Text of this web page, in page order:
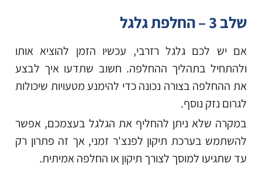
שלב 3 – החלפת גלגל
אם יש לכם גלגל רזרבי, עכשיו הזמן להוציא אותו
ולהתחיל בתהליך ההחלפה. חשוב שתדעו איך לבצע
את ההחלפה בצורה נכונה כדי להימנע מטעויות שיכולות
לגרום נזק נוסף.
במקרה שלא ניתן להחליף את הגלגל בעצמכם, אפשר
להשתמש בערכת תיקון לפנצ'ר זמני, אך זה פתרון רק
עד שתגיעו למוסך לצורך תיקון או החלפה אמיתית.